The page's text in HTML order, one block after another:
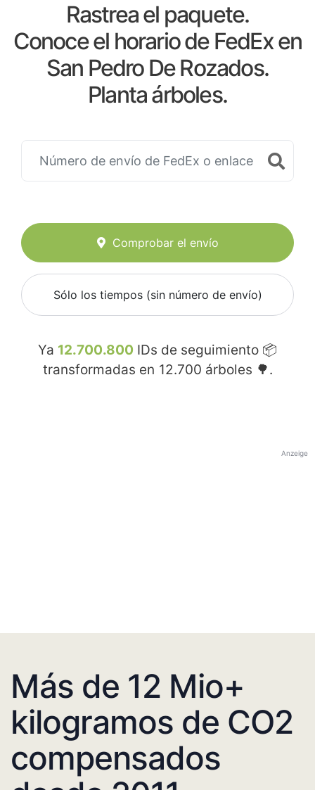
Rastrea el paquete.
Conoce el horario de FedEx en
San Pedro De Rozados.
Planta árboles.
Comprobar el envío
Sólo los tiempos (sin número de envío)
Ya 12.700.800 IDs de seguimiento 📦
transformadas en 12.700 árboles 🌳.
Anzeige
Más de 12 Mio+
kilogramos de CO2
compensados